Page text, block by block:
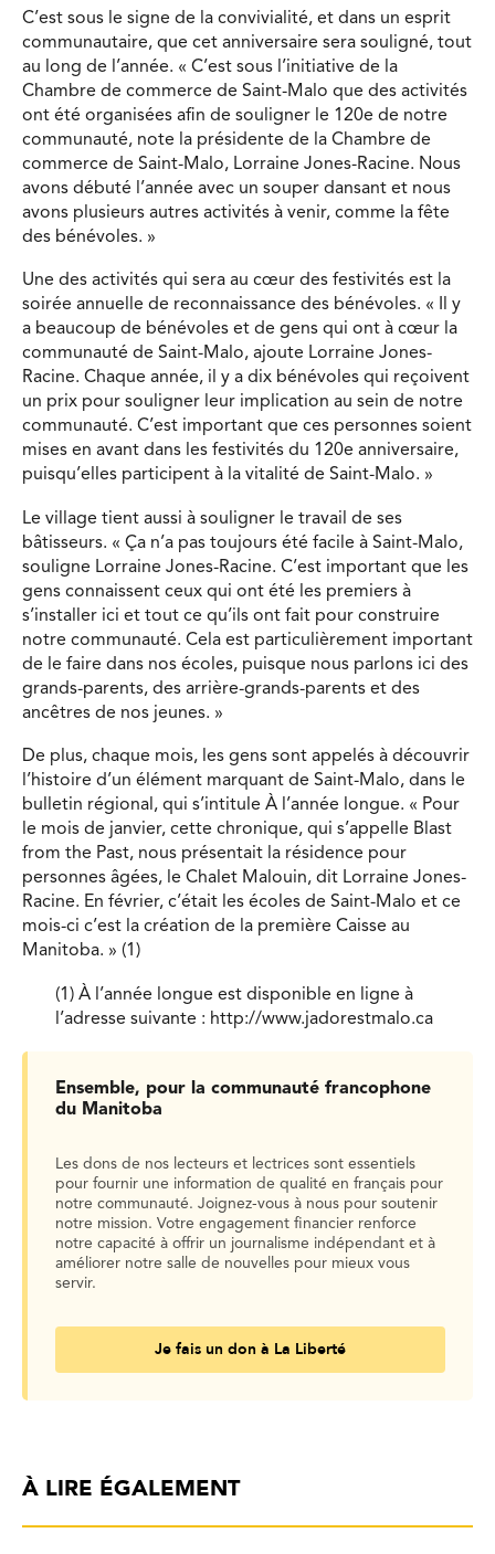
C’est sous le signe de la convivialité, et dans un esprit
communautaire, que cet anniversaire sera souligné, tout
au long de l’année. « C’est sous l’initiative de la
Chambre de commerce de Saint-Malo que des activités
ont été organisées afin de souligner le 120e de notre
communauté, note la présidente de la Chambre de
commerce de Saint-Malo, Lorraine Jones-Racine. Nous
avons débuté l’année avec un souper dansant et nous
avons plusieurs autres activités à venir, comme la fête
des bénévoles. »
Une des activités qui sera au cœur des festivités est la
soirée annuelle de reconnaissance des bénévoles. « Il y
a beaucoup de bénévoles et de gens qui ont à cœur la
communauté de Saint-Malo, ajoute Lorraine Jones-
Racine. Chaque année, il y a dix bénévoles qui reçoivent
un prix pour souligner leur implication au sein de notre
communauté. C’est important que ces personnes soient
mises en avant dans les festivités du 120e anniversaire,
puisqu’elles participent à la vitalité de Saint-Malo. »
Le village tient aussi à souligner le travail de ses
bâtisseurs. « Ça n’a pas toujours été facile à Saint-Malo,
souligne Lorraine Jones-Racine. C’est important que les
gens connaissent ceux qui ont été les premiers à
s’installer ici et tout ce qu’ils ont fait pour construire
notre communauté. Cela est particu­lièrement important
de le faire dans nos écoles, puisque nous parlons ici des
grands-parents, des arrière-grands-parents et des
ancêtres de nos jeunes. »
De plus, chaque mois, les gens sont appelés à découvrir
l’histoire d’un élément marquant de Saint-Malo, dans le
bulletin régional, qui s’intitule À l’année longue. « Pour
le mois de janvier, cette chronique, qui s’appelle Blast
from the Past, nous présentait la résidence pour
personnes âgées, le Chalet Malouin, dit Lorraine Jones-
Racine. En février, c’était les écoles de Saint-Malo et ce
mois-ci c’est la création de la première Caisse au
Manitoba. » (1)
(1) À l’année longue est disponible en ligne à
l’adresse suivante : http://www.jadorestmalo.ca
Ensemble, pour la communauté francophone
du Manitoba
Les dons de nos lecteurs et lectrices sont essentiels
pour fournir une information de qualité en français pour
notre communauté. Joignez-vous à nous pour soutenir
notre mission. Votre engagement financier renforce
notre capacité à offrir un journalisme indépendant et à
améliorer notre salle de nouvelles pour mieux vous
servir.
Je fais un don à La Liberté
À LIRE ÉGALEMENT